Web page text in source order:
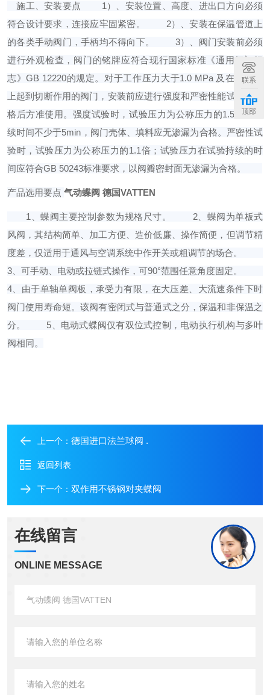
施工、安装要点
1）、安装位置、高度、进出口方向必须
符合设计要求，连接应牢固紧密。
2）、安装在保温管道上
的各类手动阀门，手柄均不得向下。
3）、阀门安装前必须
进行外观检查，阀门的铭牌应符合现行国家标准《通用阀门标
志》GB 12220的规定。对于工作压力大于1.0 MPa 及在主干管
上起到切断作用的阀门，安装前应进行强度和严密性能试验，合
格后方准使用。强度试验时，试验压力为公称压力的1.5倍，持
续时间不少于5min，阀门壳体、填料应无渗漏为合格。严密性试
验时，试验压力为公称压力的1.1倍；试验压力在试验持续的时
间应符合GB 50243标准要求，以阀瓣密封面无渗漏为合格。
产品选用要点 气动蝶阀 德国VATTEN
1、蝶阀主要控制参数为规格尺寸。
2、蝶阀为单板式
风阀，其结构简单、加工方便、造价低廉、操作简便，但调节精
度差，仅适用于通风与空调系统中作开关或粗调节的场合。
3、可手动、电动或拉链式操作，可90°范围任意角度固定。
4、由于单轴单阀板，承受力有限，在大压差、大流速条件下时
阀门使用寿命短。该阀有密闭式与普通式之分，保温和非保温之
分。
5、电动式蝶阀仅有双位式控制，电动执行机构与多叶
阀相同。
上一个： 德国进口法兰球阀 .
返回列表
下一个： 双作用不锈钢对夹蝶阀
在线留言
ONLINE MESSAGE
联系
顶部